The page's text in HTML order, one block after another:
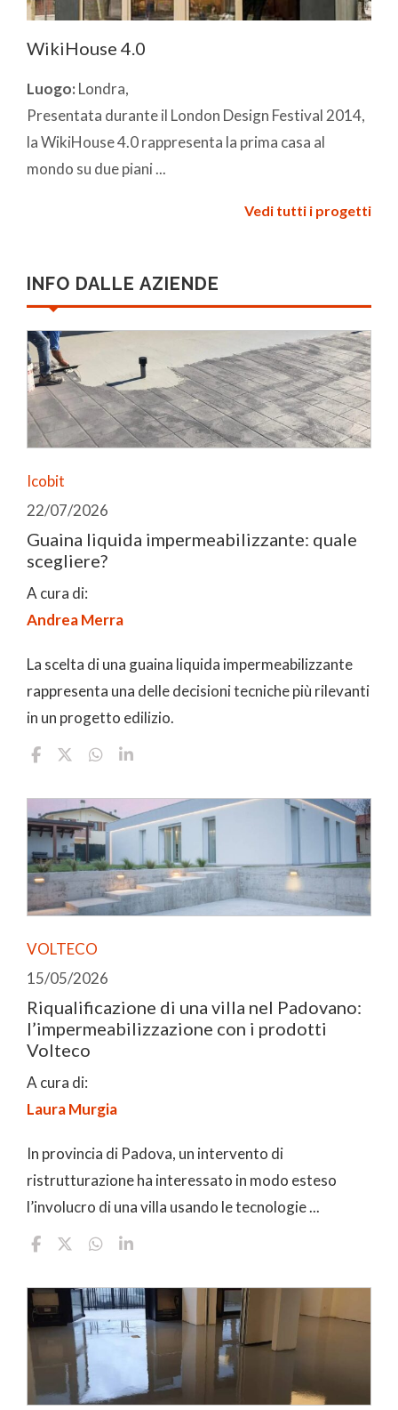
WikiHouse 4.0
Luogo: Londra,
Presentata durante il London Design Festival 2014,
la WikiHouse 4.0 rappresenta la prima casa al
mondo su due piani ...
Vedi tutti i progetti
INFO DALLE AZIENDE
Icobit
22/07/2026
Guaina liquida impermeabilizzante: quale
scegliere?
A cura di:
Andrea Merra
La scelta di una guaina liquida impermeabilizzante
rappresenta una delle decisioni tecniche più rilevanti
in un progetto edilizio.
VOLTECO
15/05/2026
Riqualificazione di una villa nel Padovano:
l’impermeabilizzazione con i prodotti
Volteco
A cura di:
Laura Murgia
In provincia di Padova, un intervento di
ristrutturazione ha interessato in modo esteso
l’involucro di una villa usando le tecnologie ...